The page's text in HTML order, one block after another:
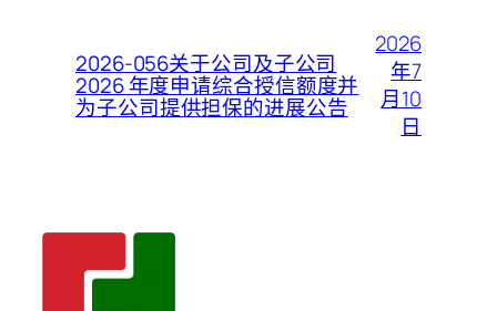
2026-056关于公司及子公司
2026 年度申请综合授信额度并
为子公司提供担保的进展公告
2026
年7
月10
日